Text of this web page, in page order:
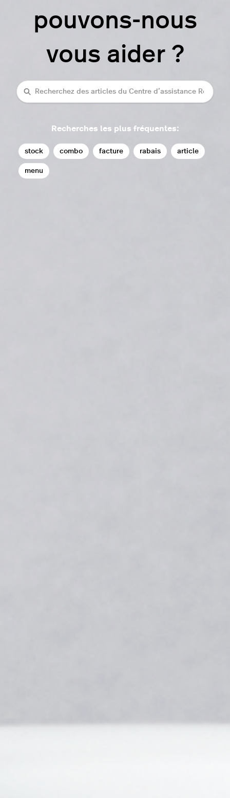
pouvons-nous
vous aider ?
Recherche
Recherches les plus fréquentes:
stock combo facture rabais article
menu